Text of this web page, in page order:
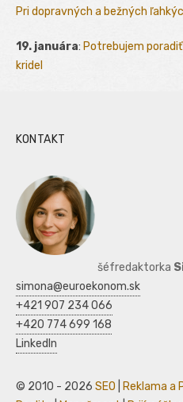
Pri dopravných a bežných
19. januára: Potrebujem
kridel
KONTAKT
šéfredaktorka
simona@euroekonom.sk
+421 907 234 066
+420 774 699 168
LinkedIn
© 2010 - 2026 SEO Reklama a